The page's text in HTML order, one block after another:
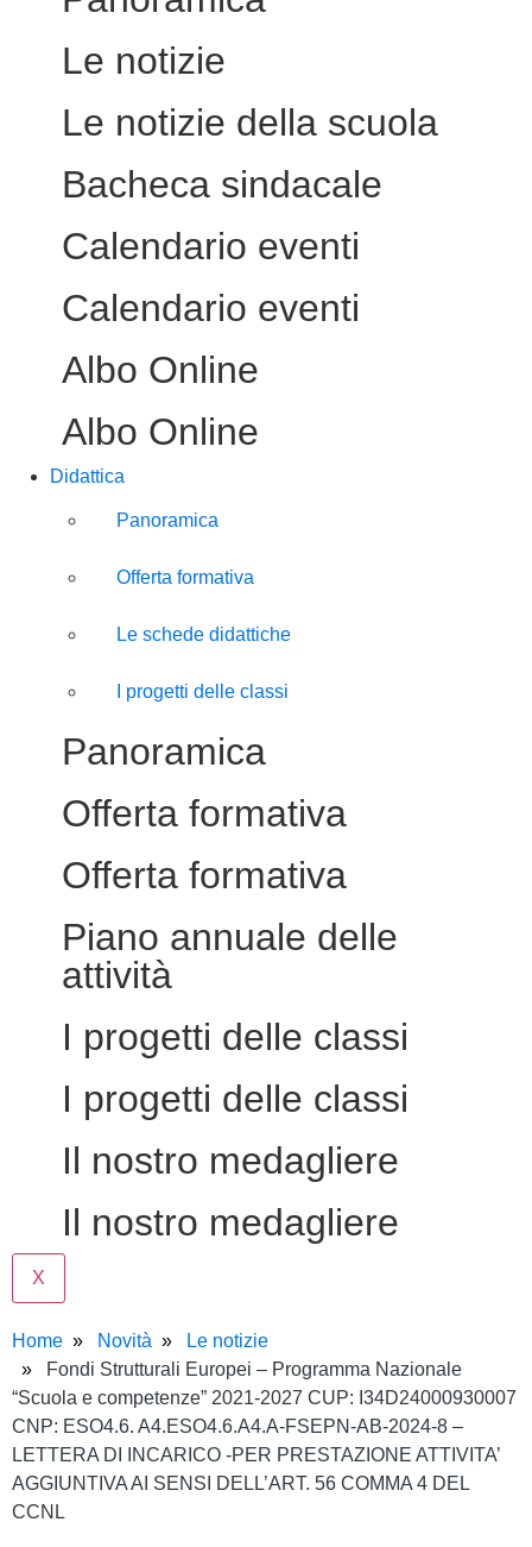
Le notizie
Le notizie della scuola
Bacheca sindacale
Calendario eventi
Calendario eventi
Albo Online
Albo Online
Didattica
Panoramica
Offerta formativa
Le schede didattiche
I progetti delle classi
Panoramica
Offerta formativa
Offerta formativa
Piano annuale delle
attività
I progetti delle classi
I progetti delle classi
Il nostro medagliere
Il nostro medagliere
X
Home Novità
Le notizie
Fondi Strutturali Europei – Programma Nazionale
“Scuola e competenze” 2021-2027 CUP: I34D24000930007
CNP: ESO4.6. A4.ESO4.6.A4.A-FSEPN-AB-2024-8 –
LETTERA DI INCARICO -PER PRESTAZIONE ATTIVITA’
AGGIUNTIVA AI SENSI DELL’ART. 56 COMMA 4 DEL
CCNL